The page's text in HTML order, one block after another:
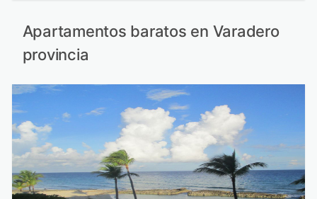
Apartamentos baratos en Varadero
provincia